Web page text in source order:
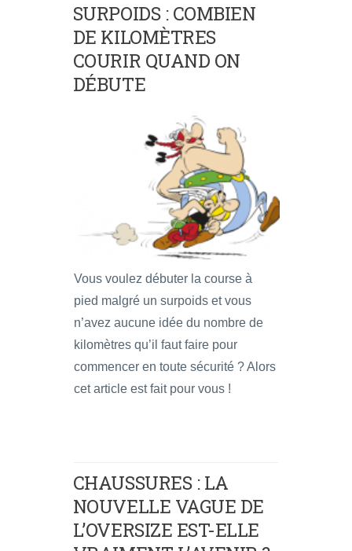
SURPOIDS : COMBIEN
DE KILOMÈTRES
COURIR QUAND ON
DÉBUTE
Vous voulez débuter la course à
pied malgré un surpoids et vous
n’avez aucune idée du nombre de
kilomètres qu’il faut faire pour
commencer en toute sécurité ? Alors
cet article est fait pour vous !
CHAUSSURES : LA
NOUVELLE VAGUE DE
L’OVERSIZE EST-ELLE